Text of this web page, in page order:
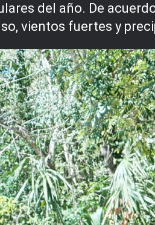
del año. De
vientos fuertes y